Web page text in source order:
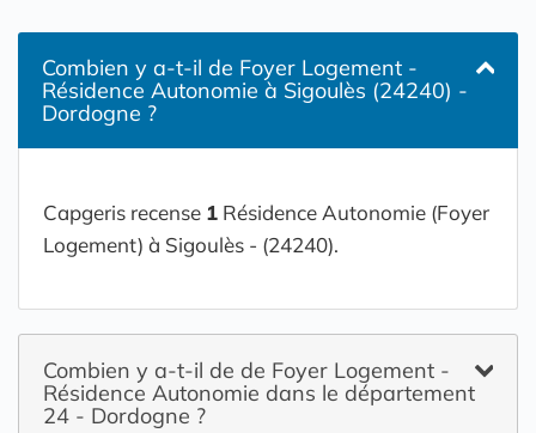
Combien y a-t-il de Foyer Logement -
Résidence Autonomie à Sigoulès (24240) -
Dordogne ?
Capgeris recense 1 Résidence Autonomie (Foyer
Logement) à Sigoulès - (24240).
Combien y a-t-il de de Foyer Logement -
Résidence Autonomie dans le département
24 - Dordogne ?